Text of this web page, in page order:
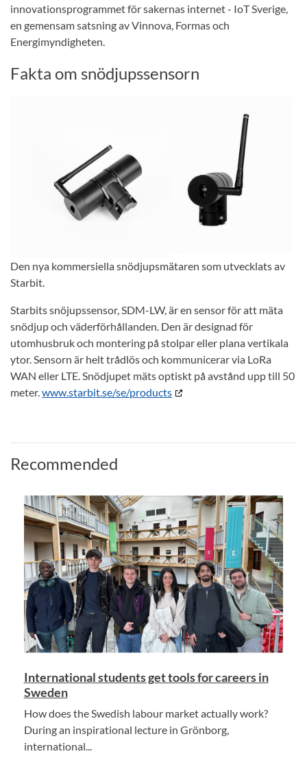
innovationsprogrammet för sakernas internet - IoT Sverige,
en gemensam satsning av Vinnova, Formas och
Energimyndigheten.
Fakta om snödjupssensorn
Den nya kommersiella snödjupsmätaren som utvecklats av
Starbit.
Starbits snöjupssensor, SDM-LW, är en sensor för att mäta
snödjup och väderförhållanden. Den är designad för
utomhusbruk och montering på stolpar eller plana vertikala
ytor. Sensorn är helt trådlös och kommunicerar via LoRa
WAN eller LTE. Snödjupet mäts optiskt på avstånd upp till 50
meter.www.starbit.se/se/products
Recommended
International students get tools for careers in
Sweden
How does the Swedish labour market actually work?
During an inspirational lecture in Grönborg,
international...